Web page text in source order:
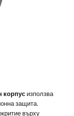
корпус използва
защита.
върху